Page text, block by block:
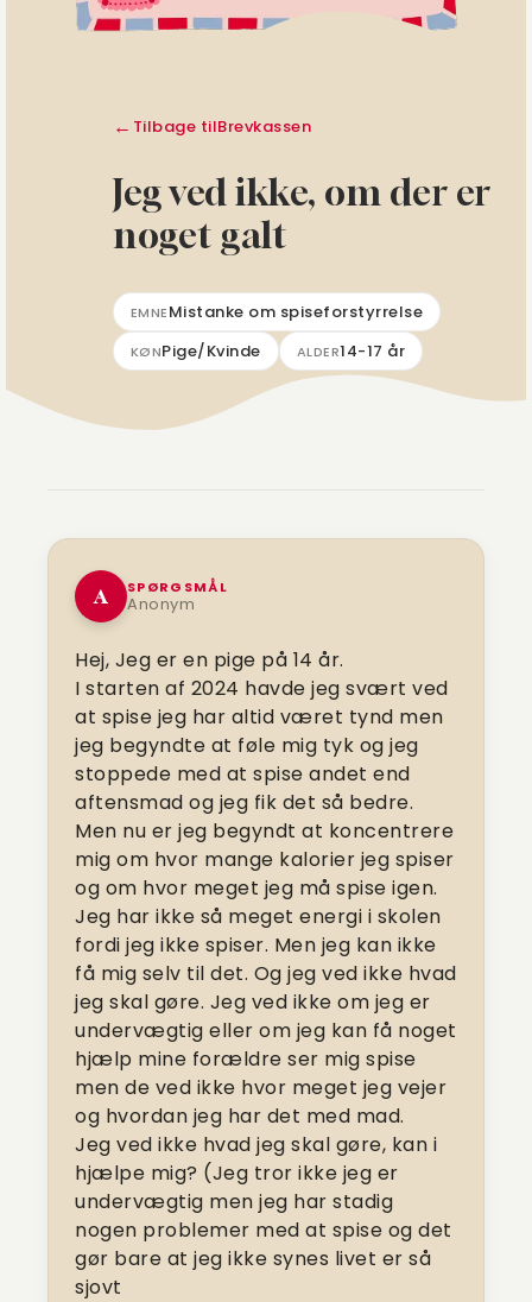
Tilbage tilBrevkassen
Jeg ved ikke, om der er
noget galt
EMNEMistanke om spiseforstyrrelse
KØNPige/Kvinde ALDER14-17 år
A SPØRGSMÅL
Anonym
Hej, Jeg er en pige på 14 år.
I starten af 2024 havde jeg svært ved
at spise jeg har altid været tynd men
jeg begyndte at føle mig tyk og jeg
stoppede med at spise andet end
aftensmad og jeg fik det så bedre.
Men nu er jeg begyndt at koncentrere
mig om hvor mange kalorier jeg spiser
og om hvor meget jeg må spise igen.
Jeg har ikke så meget energi i skolen
fordi jeg ikke spiser. Men jeg kan ikke
få mig selv til det. Og jeg ved ikke hvad
jeg skal gøre. Jeg ved ikke om jeg er
undervægtig eller om jeg kan få noget
hjælp mine forældre ser mig spise
men de ved ikke hvor meget jeg vejer
og hvordan jeg har det med mad.
Jeg ved ikke hvad jeg skal gøre, kan i
hjælpe mig? (Jeg tror ikke jeg er
undervægtig men jeg har stadig
nogen problemer med at spise og det
gør bare at jeg ikke synes livet er så
sjovt